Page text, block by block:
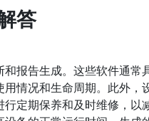
答
报告生成。这些软件通常
情况和生命周期。此外，
定期保养和及时维修，以